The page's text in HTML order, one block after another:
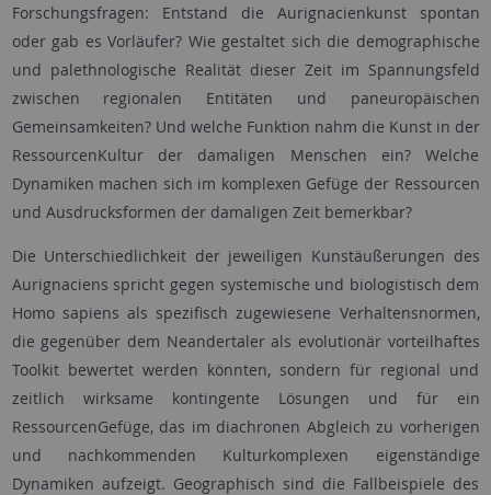
Forschungsfragen: Entstand die Aurignacienkunst spontan
oder gab es Vorläufer? Wie gestaltet sich die demographische
und palethnologische Realität dieser Zeit im Spannungsfeld
zwischen regionalen Entitäten und paneuropäischen
Gemeinsamkeiten? Und welche Funktion nahm die Kunst in der
RessourcenKultur der damaligen Menschen ein? Welche
Dynamiken machen sich im komplexen Gefüge der Ressourcen
und Ausdrucksformen der damaligen Zeit bemerkbar?
Die Unterschiedlichkeit der jeweiligen Kunstäußerungen des
Aurignaciens spricht gegen systemische und biologistisch dem
Homo sapiens als spezifisch zugewiesene Verhaltensnormen,
die gegenüber dem Neandertaler als evolutionär vorteilhaftes
Toolkit bewertet werden könnten, sondern für regional und
zeitlich wirksame kontingente Lösungen und für ein
RessourcenGefüge, das im diachronen Abgleich zu vorherigen
und nachkommenden Kulturkomplexen eigenständige
Dynamiken aufzeigt. Geographisch sind die Fallbeispiele des